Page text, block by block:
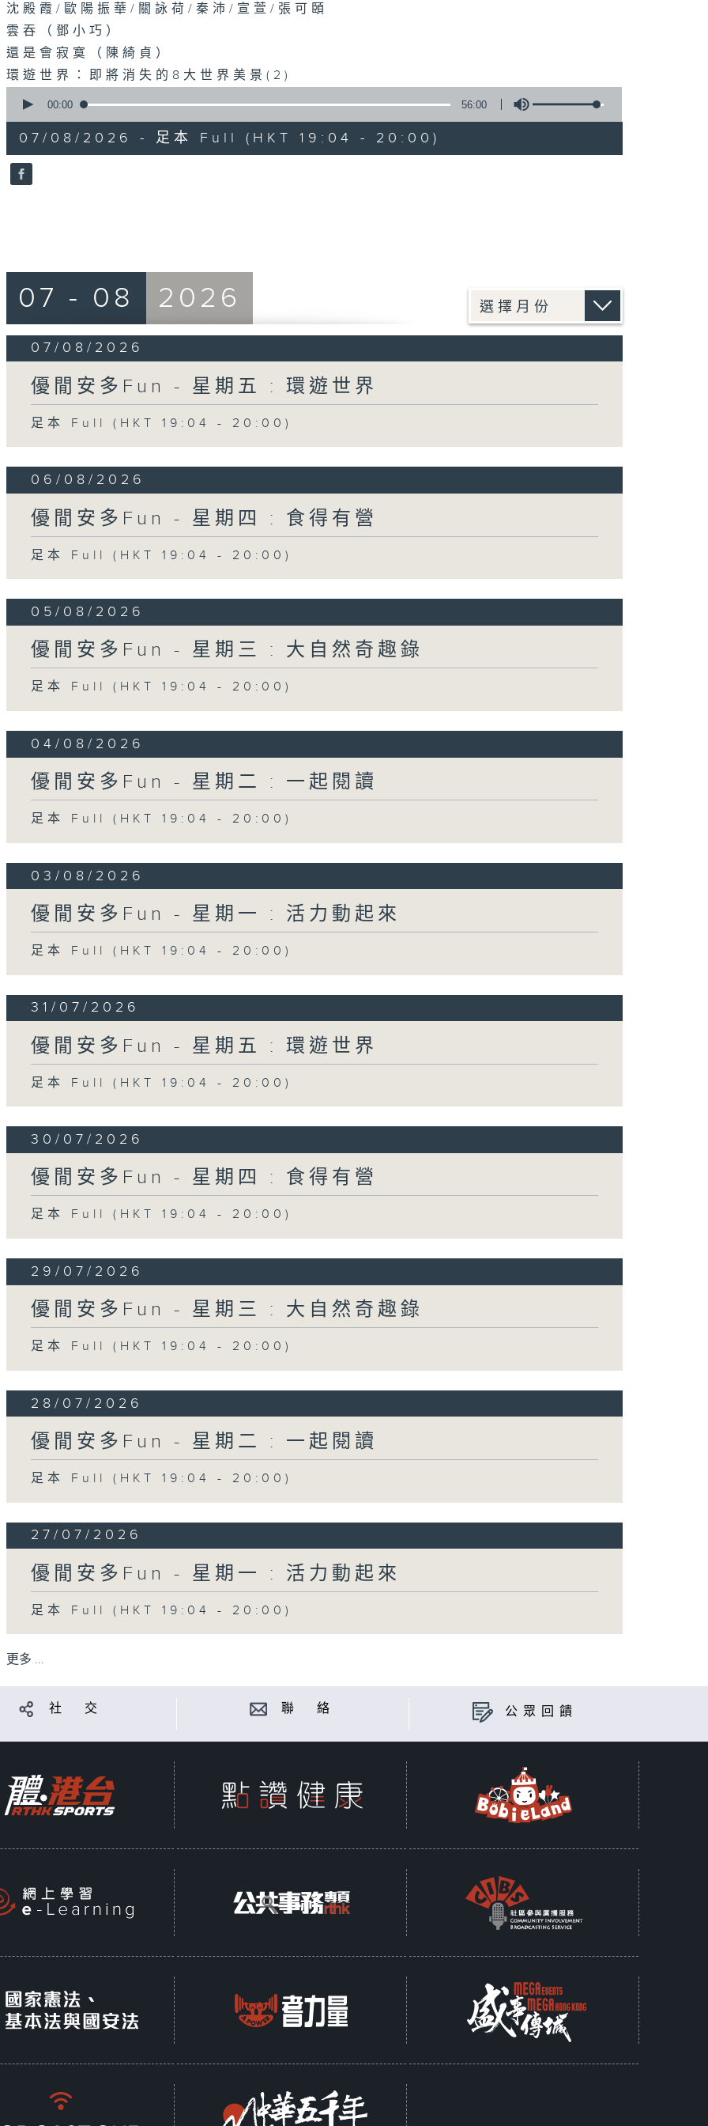
沈殿霞/歐陽振華/關詠荷/秦沛/宣萱/張可頣
雲吞（鄧小巧）
還是會寂寞（陳綺貞）
環遊世界：即將消失的8大世界美景(2)
seconds
56
minutes,
0
seconds
90%
00:00 56:00
07/08/2026 - 足本 Full (HKT 19:04 - 20:00)
07 - 08 2026
07/08/2026
優閒安多Fun - 星期五 : 環遊世界
足本 Full (HKT 19:04 - 20:00)
06/08/2026
優閒安多Fun - 星期四 : 食得有營
足本 Full (HKT 19:04 - 20:00)
05/08/2026
優閒安多Fun - 星期三 : 大自然奇趣錄
足本 Full (HKT 19:04 - 20:00)
04/08/2026
優閒安多Fun - 星期二 : 一起閱讀
足本 Full (HKT 19:04 - 20:00)
03/08/2026
優閒安多Fun - 星期一 : 活力動起來
足本 Full (HKT 19:04 - 20:00)
31/07/2026
優閒安多Fun - 星期五 : 環遊世界
足本 Full (HKT 19:04 - 20:00)
30/07/2026
優閒安多Fun - 星期四 : 食得有營
足本 Full (HKT 19:04 - 20:00)
29/07/2026
優閒安多Fun - 星期三 : 大自然奇趣錄
足本 Full (HKT 19:04 - 20:00)
28/07/2026
優閒安多Fun - 星期二 : 一起閱讀
足本 Full (HKT 19:04 - 20:00)
27/07/2026
優閒安多Fun - 星期一 : 活力動起來
足本 Full (HKT 19:04 - 20:00)
更多 ...
社 交 聯 絡 公眾回饋